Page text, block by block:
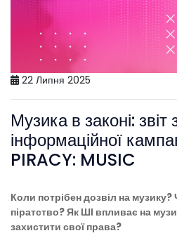
22 Липня 2025
Музика в законі:
інформаційної
PIRACY: MUSIC
Коли потрібен дозвіл на
піратство? Як ШІ впливає на
захистити свої права?